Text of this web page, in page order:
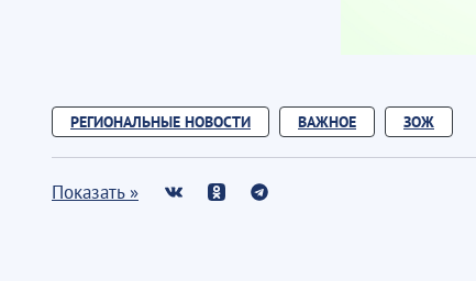
РЕГИОНАЛЬНЫЕ НОВОСТИ ВАЖНОЕ ЗОЖ
Показать »